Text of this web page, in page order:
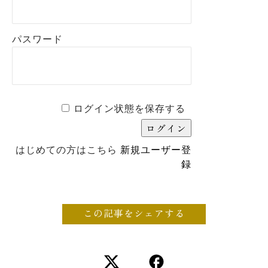
パスワード
ログイン状態を保存する
はじめての方はこちら 新規ユーザー登
録
この記事をシェアする